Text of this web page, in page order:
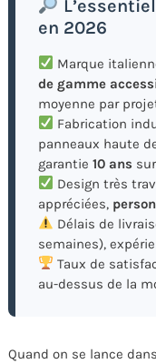
en 2026
Marque
de gamme
moyenne par
Fabrication
panneaux haute
garantie 10 ans
Design très
appréciées,
Délais de
semaines),
Taux de
au-dessus de la
Quand on se lance